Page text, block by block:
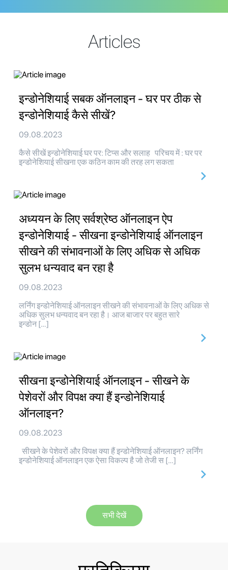
Articles
इन्डोनेशियाई सबक ऑनलाइन - घर पर ठीक से
इन्डोनेशियाई कैसे सीखें?
09.08.2023
कैसे सीखें इन्डोनेशियाई घर पर: टिप्स और सलाह परिचय में : घर पर
इन्डोनेशियाई सीखना एक कठिन काम की तरह लग सकता
अध्ययन के लिए सर्वश्रेष्ठ ऑनलाइन ऐप
इन्डोनेशियाई - सीखना इन्डोनेशियाई ऑनलाइन
सीखने की संभावनाओं के लिए अधिक से अधिक
सुलभ धन्यवाद बन रहा है
09.08.2023
लर्निंग इन्डोनेशियाई ऑनलाइन सीखने की संभावनाओं के लिए अधिक से
अधिक सुलभ धन्यवाद बन रहा है। आज बाजार पर बहुत सारे
इन्डोन […]
सीखना इन्डोनेशियाई ऑनलाइन - सीखने के
पेशेवरों और विपक्ष क्या हैं इन्डोनेशियाई
ऑनलाइन?
09.08.2023
सीखने के पेशेवरों और विपक्ष क्या हैं इन्डोनेशियाई ऑनलाइन? लर्निंग
इन्डोनेशियाई ऑनलाइन एक ऐसा विकल्प है जो तेजी स […]
सभी देखें